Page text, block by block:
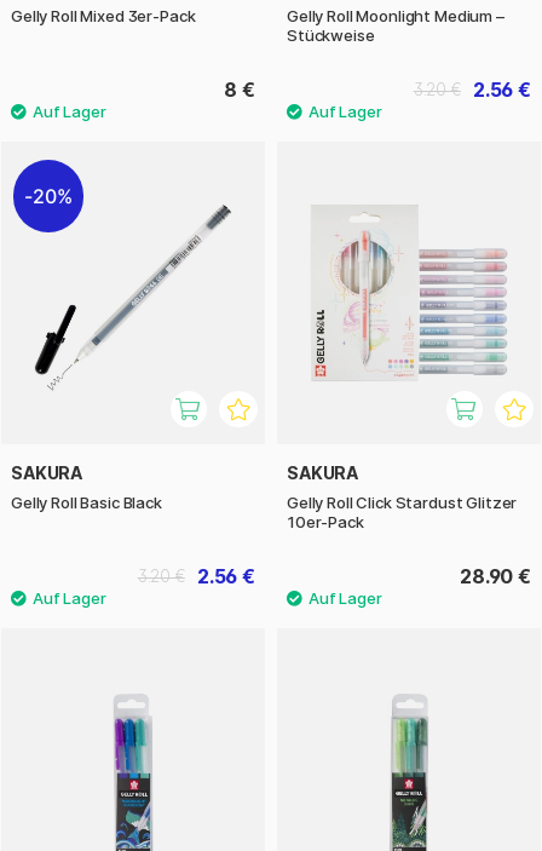
Gelly Roll Mixed 3er-Pack
8 €
Gelly Roll Moonlight Medium –
Stückweise
2.56 €
3.20 €
20%
SAKURA
Gelly Roll Basic Black
2.56 €
3.20 €
SAKURA
Gelly Roll Click Stardust Glitzer
10er-Pack
28.90 €